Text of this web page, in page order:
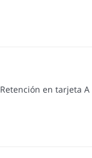
Retención en tarjeta A